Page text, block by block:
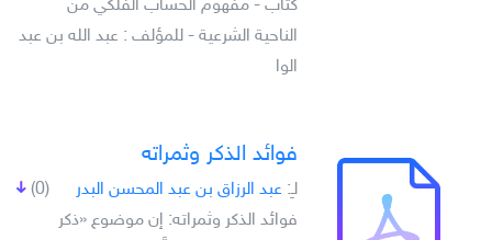
كتاب - مفهوم الحساب الفلكي من
الناحية الشرعية - للمؤلف : عبد الله بن عبد
الوا
فوائد الذكر وثمراته
(0) لـِ: عبد الرزاق بن عبد المحسن البدر
فوائد الذكر وثمراته: إن موضوع «ذكر